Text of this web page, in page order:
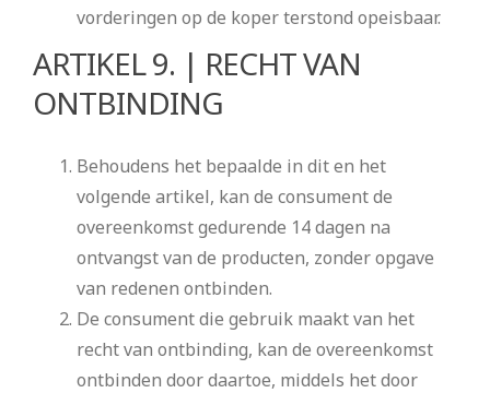
vorderingen op de koper terstond opeisbaar.
ARTIKEL 9. | RECHT VAN
ONTBINDING
Behoudens het bepaalde in dit en het
volgende artikel, kan de consument de
overeenkomst gedurende 14 dagen na
ontvangst van de producten, zonder opgave
van redenen ontbinden.
De consument die gebruik maakt van het
recht van ontbinding, kan de overeenkomst
ontbinden door daartoe, middels het door